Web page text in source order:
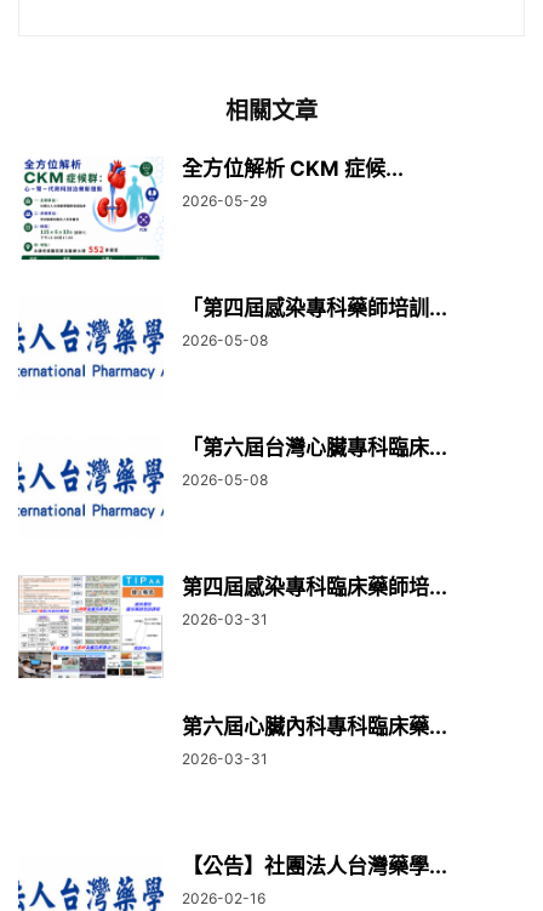
相關文章
全方位解析 CKM 症候...
2026-05-29
「第四屆感染專科藥師培訓...
2026-05-08
「第六屆台灣心臟專科臨床...
2026-05-08
第四屆感染專科臨床藥師培...
2026-03-31
第六屆心臟內科專科臨床藥...
2026-03-31
【公告】社團法人台灣藥學...
2026-02-16